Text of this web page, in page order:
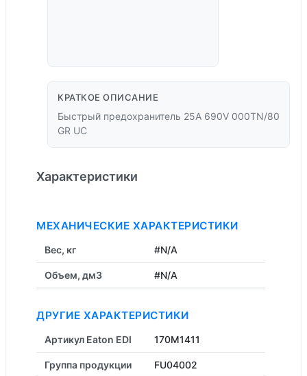
КРАТКОЕ ОПИСАНИЕ
Быстрый предохранитель 25A 690V 000TN/80
GR UC
Характеристики
МЕХАНИЧЕСКИЕ ХАРАКТЕРИСТИКИ
Вес, кг #N/A
Объем, дм3 #N/A
ДРУГИЕ ХАРАКТЕРИСТИКИ
Артикул Eaton EDI 170M1411
Группа продукции FU04002